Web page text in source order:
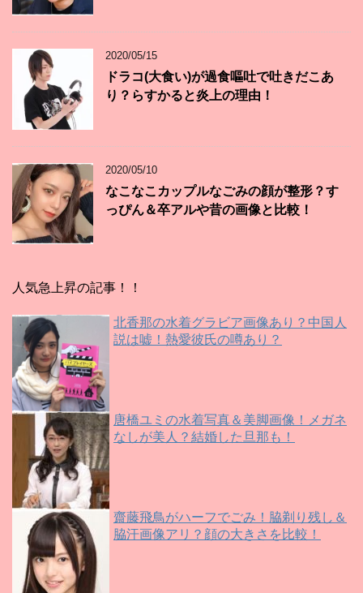
2020/05/15
ドラコ(大食い)が過食嘔吐で吐きだこあ
り？らすかると炎上の理由！
2020/05/10
なこなこカップルなごみの顔が整形？す
っぴん＆卒アルや昔の画像と比較！
人気急上昇の記事！！
北香那の水着グラビア画像あり？中国人
説は嘘！熱愛彼氏の噂あり？
唐橋ユミの水着写真＆美脚画像！メガネ
なしが美人？結婚した旦那も！
齋藤飛鳥がハーフでごみ！脇剃り残し＆
脇汗画像アリ？顔の大きさを比較！